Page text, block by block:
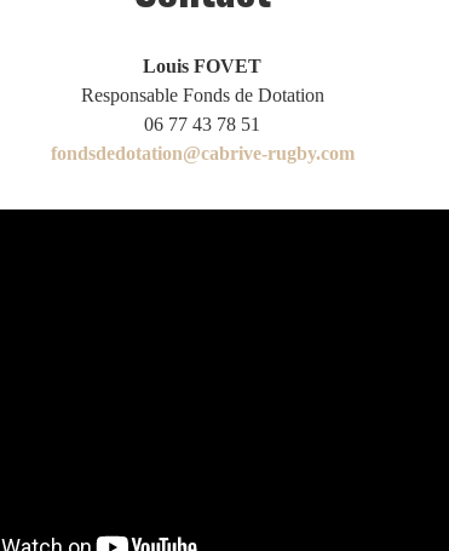
Louis FOVET
Responsable Fonds de Dotation
06 77 43 78 51
fondsdedotation@cabrive-rugby.com